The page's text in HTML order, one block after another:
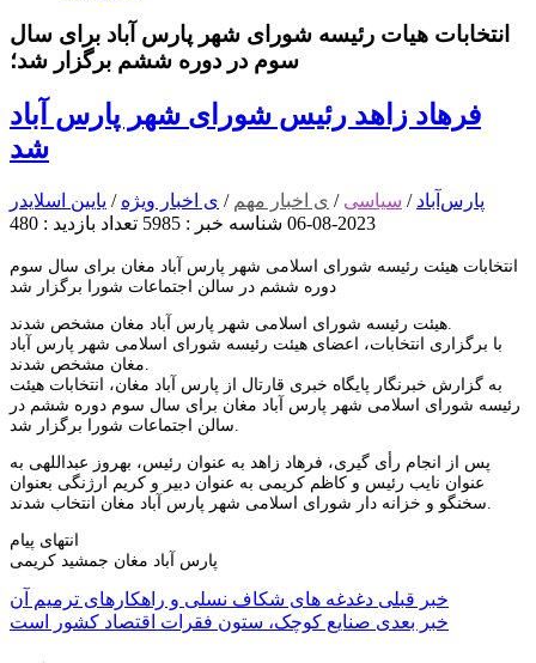
انتخابات هیات رئیسه شورای شهر پارس آباد برای سال
سوم در دوره ششم برگزار شد؛
فرهاد زاهد رئیس شورای شهر پارس آباد
شد
پارس‌آباد / سیاسی / ی اخبار مهم / ی اخبار ویژه / یایین اسلایدر
2023-08-06
شناسه خبر : 5985 تعداد بازدید : 480
انتخابات هیئت رئیسه شورای اسلامی شهر پارس آباد مغان برای سال سوم
دوره ششم در سالن اجتماعات شورا برگزار شد
با برگزاری انتخابات، اعضای هیئت رئیسه شورای اسلامی شهر پارس آباد
به گزارش خبرنگار پایگاه خبری قارتال از پارس آباد مغان، انتخابات هیئت
رئیسه شورای اسلامی شهر پارس آباد مغان برای سال سوم دوره ششم در
پس از انجام رأی گیری، فرهاد زاهد به عنوان رئیس، بهروز عبداللهی به
عنوان نایب رئیس و کاظم کریمی به عنوان دبیر و کریم ارژنگی بعنوان
انتهای پیام
پارس آباد مغان جمشید کریمی
راهبری
نوشته
خبر قبلی دغدغه های شکاف نسلی و راهکارهای ترمیم آن
خبر بعدی صنایع کوچک، ستون فقرات اقتصاد کشور است